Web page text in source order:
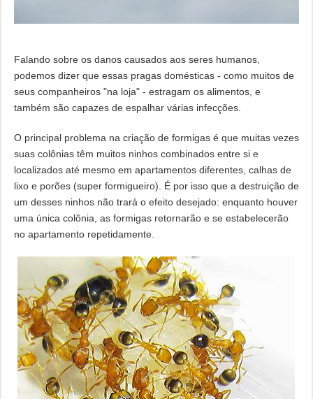
Falando sobre os danos causados ​​aos seres humanos,
podemos dizer que essas pragas domésticas - como muitos de
seus companheiros "na loja" - estragam os alimentos, e
também são capazes de espalhar várias infecções.
O principal problema na criação de formigas é que muitas vezes
suas colônias têm muitos ninhos combinados entre si e
localizados até mesmo em apartamentos diferentes, calhas de
lixo e porões (super formigueiro). É por isso que a destruição de
um desses ninhos não trará o efeito desejado: enquanto houver
uma única colônia, as formigas retornarão e se estabelecerão
no apartamento repetidamente.